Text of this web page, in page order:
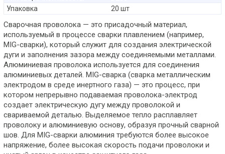
Упаковка
20 шт
Сварочная проволока — это присадочный материал,
используемый в процессе сварки плавлением (например,
MIG-сварки), который служит для создания электрической
дуги и заполнения зазора между соединяемыми металлами.
Алюминиевая проволока используется для соединения
алюминиевых деталей. MIG-сварка (сварка металлическим
электродом в среде инертного газа) — это процесс, при
котором непрерывно подаваемая проволока-электрод
создает электрическую дугу между проволокой и
свариваемой деталью. Выделяемое тепло расплавляет
проволоку и алюминиевую основу, образуя прочный сварной
шов. Для MIG-сварки алюминия требуются более высокое
напряжение, более высокая скорость подачи проволоки и